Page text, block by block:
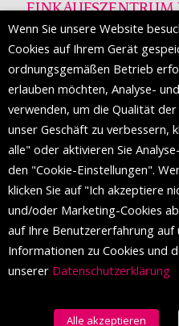
EINKAUFSZENTRUM
Die Mall of Split
ist ein
etwa 200
Weltmodemarken, die zum
FOLGEN SIE UNS
Wenn Sie unsere Website
Cookies auf Ihrem Gerät
ordnungsgemäßen Betrieb
erlauben möchten, Analyse-
verwenden, um die Qualität
unser Geschäft zu verbessern,
alle" oder aktivieren Sie
den "Cookie-Einstellungen".
klicken Sie auf "Ich akzeptiere
und/oder Marketing-Cookies
auf Ihre Benutzererfahrung auf
Informationen zu Cookies und
unserer Datenschutzerklärung
Alle akzeptieren